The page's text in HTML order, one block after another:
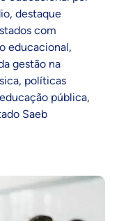
, destaque
com
educacional,
gestão na
, políticas
pública,
Saeb